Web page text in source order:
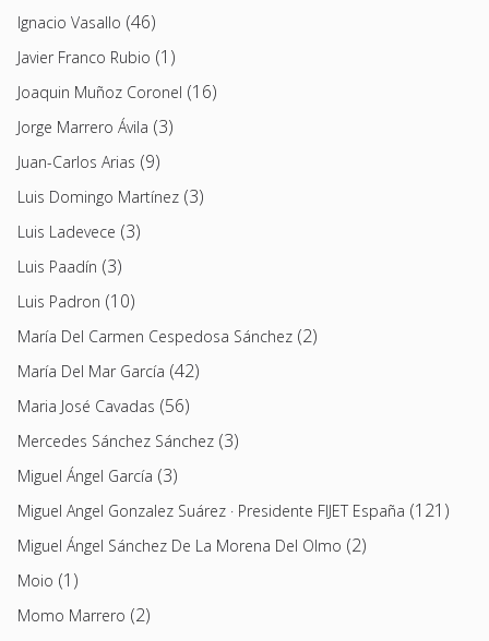
Ignacio Vasallo (46)
Javier Franco Rubio (1)
Joaquin Muñoz Coronel (16)
Jorge Marrero Ávila (3)
Juan-Carlos Arias (9)
Luis Domingo Martínez (3)
Luis Ladevece (3)
Luis Paadín (3)
Luis Padron (10)
María Del Carmen Cespedosa Sánchez (2)
María Del Mar García (42)
Maria José Cavadas (56)
Mercedes Sánchez Sánchez (3)
Miguel Ángel García (3)
Miguel Angel Gonzalez Suárez · Presidente FIJET España (121)
Miguel Ángel Sánchez De La Morena Del Olmo (2)
Moio (1)
Momo Marrero (2)